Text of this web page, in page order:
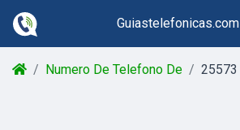
Guiastelefonicas.com
Numero De Telefono De 25573